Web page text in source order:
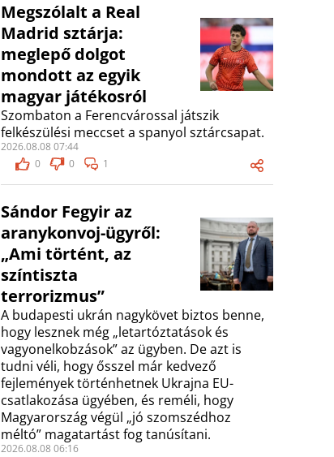
Megszólalt a Real
Madrid sztárja:
meglepő dolgot
mondott az egyik
magyar játékosról
Szombaton a Ferencvárossal játszik
felkészülési meccset a spanyol sztárcsapat.
2026.08.08 07:44
0
0 1
Sándor Fegyir az
aranykonvoj-ügyről:
„Ami történt, az
színtiszta
terrorizmus”
A budapesti ukrán nagykövet biztos benne,
hogy lesznek még „letartóztatások és
vagyonelkobzások” az ügyben. De azt is
tudni véli, hogy ősszel már kedvező
fejlemények történhetnek Ukrajna EU-
csatlakozása ügyében, és reméli, hogy
Magyarország végül „jó szomszédhoz
méltó” magatartást fog tanúsítani.
2026.08.08 06:16